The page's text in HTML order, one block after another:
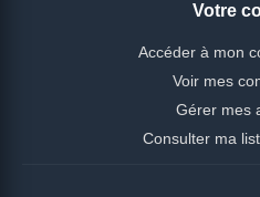
Votre
Accéder à mon
Voir mes
Gérer mes
Consulter ma